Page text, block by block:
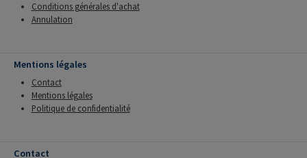
Conditions générales d'achat
Annulation
Mentions légales
Contact
Mentions légales
Politique de confidentialité
Contact